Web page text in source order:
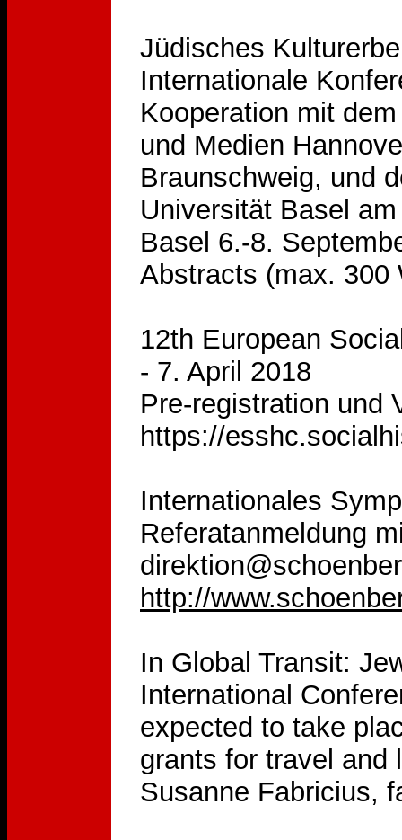
Jüdisches
Internationale
Kooperation mit
und Medien
Braunschweig, und
Universität Basel
Basel 6.-8.
Abstracts (max. 300
12th European
- 7. April 2018
Pre-registration und
https://
Internationales
Referatanmeldung
http://
In Global Transit:
International
expected to take
grants for travel and
Susanne Fabricius,